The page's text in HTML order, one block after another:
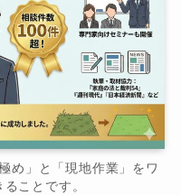
め」と「現地作業」をワ
ことです。